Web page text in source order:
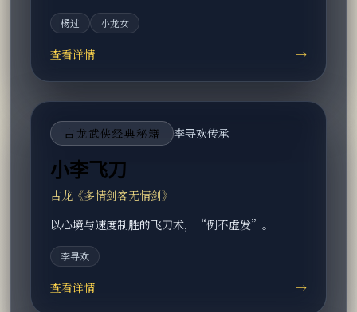
杨过 小龙女
查看详情 →
古龙武侠经典秘籍 李寻欢传承
小李飞刀
古龙《多情剑客无情剑》
以心境与速度制胜的飞刀术，“例不虚发”。
李寻欢
查看详情 →